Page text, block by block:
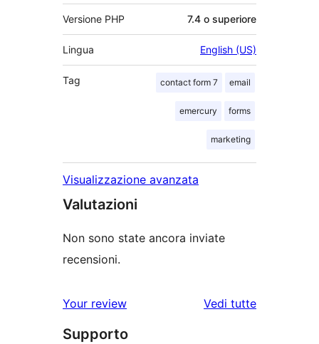
Versione PHP 7.4 o superiore
Lingua English (US)
Tag contact form 7 email
emercury forms
marketing
Visualizzazione avanzata
Valutazioni
Non sono state ancora inviate
recensioni.
Your review Vedi tuttele
Supporto